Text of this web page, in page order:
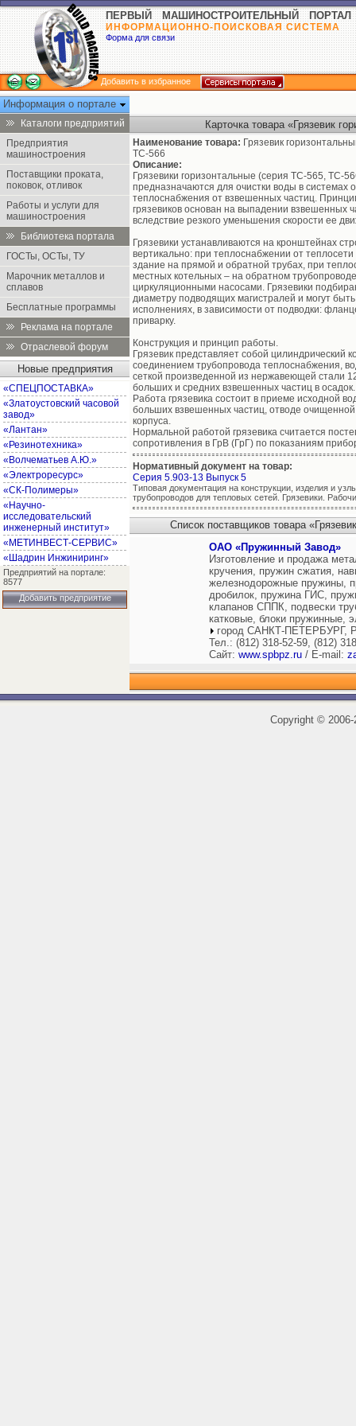
ПЕРВЫЙ МАШИНОСТРОИТЕЛЬНЫЙ ПОРТАЛ
ИНФОРМАЦИОННО-ПОИСКОВАЯ СИСТЕМА
Форма для связи
Добавить в избранное
Информация о портале
Каталоги предприятий
Предприятия
машиностроения
Поставщики проката,
поковок, отливок
Работы и услуги для
машиностроения
Библиотека портала
ГОСТы, ОСТы, ТУ
Марочник металлов и
сплавов
Бесплатные программы
Реклама на портале
Отраслевой форум
Новые предприятия
«СПЕЦПОСТАВКА»
«Златоустовский часовой
завод»
«Лантан»
«Резинотехника»
«Волчематьев А.Ю.»
«Электроресурс»
«СК-Полимеры»
«Научно-
исследовательский
инженерный институт»
«МЕТИНВЕСТ-СЕРВИС»
«Шадрин Инжиниринг»
Предприятий на портале:
8577
Добавить предприятие
Карточка товара «Грязевик
Наименование товара: Грязевик
ТС-566
Описание:
Грязевики горизонтальные (серия ТС-565, ТС-
предназначаются для очистки воды в системах
теплоснабжения от взвешенных частиц.
грязевиков основан на выпадении взвешенных
вследствие резкого уменьшения скорости ее
Грязевики устанавливаются на кронштейнах
вертикально: при теплоснабжении от теплосети
здание на прямой и обратной трубах, при
местных котельных – на обратном
циркуляционными насосами. Грязевики
диаметру подводящих магистралей и могут быть
исполнениях, в зависимости от подводки:
приварку.
Конструкция и принцип работы.
Грязевик представляет собой цилиндрический
соединением трубопровода теплоснабжения,
сеткой произведенной из нержавеющей стали
больших и средних взвешенных частиц в
Работа грязевика состоит в приеме исходной
больших взвешенных частиц, отводе
корпуса.
Нормальной работой грязевика считается
сопротивления в ГрВ (ГрГ) по показаниям
Нормативный документ на товар:
Серия 5.903-13 Выпуск 5
Типовая документация на конструкции, изделия и
трубопроводов для тепловых сетей. Грязевики.
Список поставщиков товара
ОАО «Пружинный Завод»
Изготовление и продажа
кручения, пружин сжатия,
железнодорожные пружины,
дробилок, пружина ГИС,
клапанов СППК, подвески
катковые, блоки пружинные,
город САНКТ-ПЕТЕРБУРГ,
Тел.: (812) 318-52-59, (812)
Сайт: www.spbpz.ru / E-mail:
Copyright ©